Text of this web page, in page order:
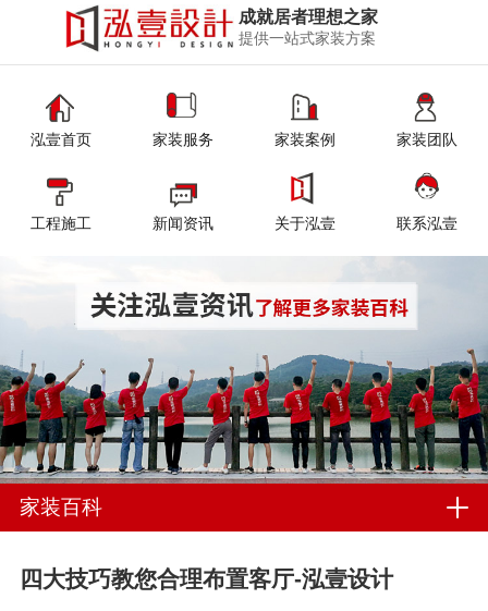
成就居者理想之家
提供一站式家装方案
泓壹首页 家装服务 家装案例 家装团队
工程施工 新闻资讯 关于泓壹 联系泓壹
家装百科
四大技巧教您合理布置客厅-泓壹设计